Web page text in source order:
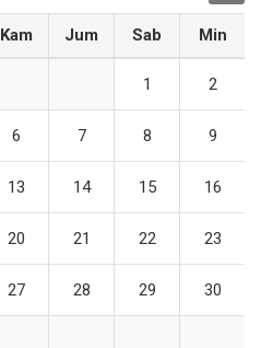
Kam Jum Sab Min
1 2
6 7 8 9
13 14 15 16
20 21 22 23
27 28 29 30